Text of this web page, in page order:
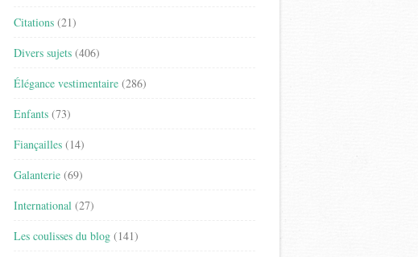
Citations (21)
Divers sujets (406)
Élégance vestimentaire (286)
Enfants (73)
Fiançailles (14)
Galanterie (69)
International (27)
Les coulisses du blog (141)